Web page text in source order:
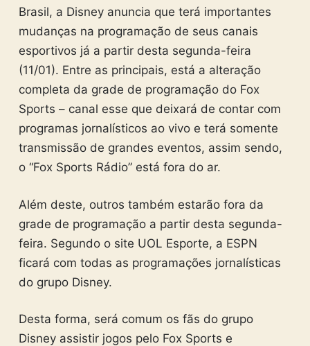
Brasil, a Disney anuncia que terá importantes
mudanças na programação de seus canais
esportivos já a partir desta segunda-feira
(11/01). Entre as principais, está a alteração
completa da grade de programação do Fox
Sports – canal esse que deixará de contar com
programas jornalísticos ao vivo e terá somente
transmissão de grandes eventos, assim sendo,
o “Fox Sports Rádio” está fora do ar.
Além deste, outros também estarão fora da
grade de programação a partir desta segunda-
feira. Segundo o site UOL Esporte, a ESPN
ficará com todas as programações jornalísticas
do grupo Disney.
Desta forma, será comum os fãs do grupo
Disney assistir jogos pelo Fox Sports e